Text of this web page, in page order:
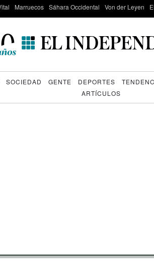
Marruecos Sáhara Occidental Von der Leyen
SOCIEDAD GENTE DEPORTES
ARTÍCULOS